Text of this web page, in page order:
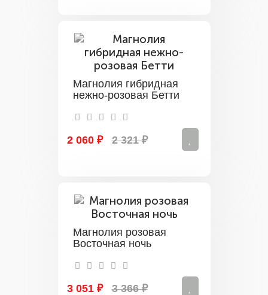
Магнолия гибридная
нежно-розовая Бетти
2 060 ₽ 2 321 ₽
Магнолия розовая
Восточная ночь
3 051 ₽ 3 366 ₽